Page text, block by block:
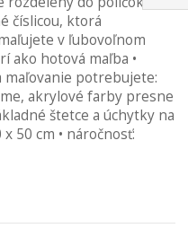
číslicou, ktorá
v ľubovoľnom
ako hotová maľba •
maľovanie potrebujete:
akrylové farby presne
štetce a úchytky na
50 cm • náročnosť: